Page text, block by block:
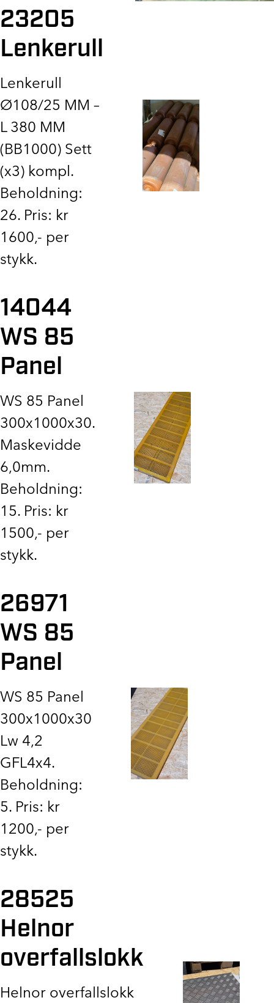
23205
Lenkerull
Lenkerull
Ø108/25 MM –
L 380 MM
(BB1000) Sett
(x3) kompl.
Beholdning:
26. Pris: kr
1600,- per
stykk.
14044
WS 85
Panel
WS 85 Panel
300x1000x30.
Maskevidde
6,0mm.
Beholdning:
15. Pris: kr
1500,- per
stykk.
26971
WS 85
Panel
WS 85 Panel
300x1000x30
Lw 4,2
GFL4x4.
Beholdning:
5. Pris: kr
1200,- per
stykk.
28525
Helnor
overfallslokk
Helnor overfallslokk